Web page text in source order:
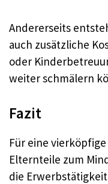
Andererseits
auch zusätzliche
oder
weiter schmälern
Fazit
Für eine
Elternteile zum
die